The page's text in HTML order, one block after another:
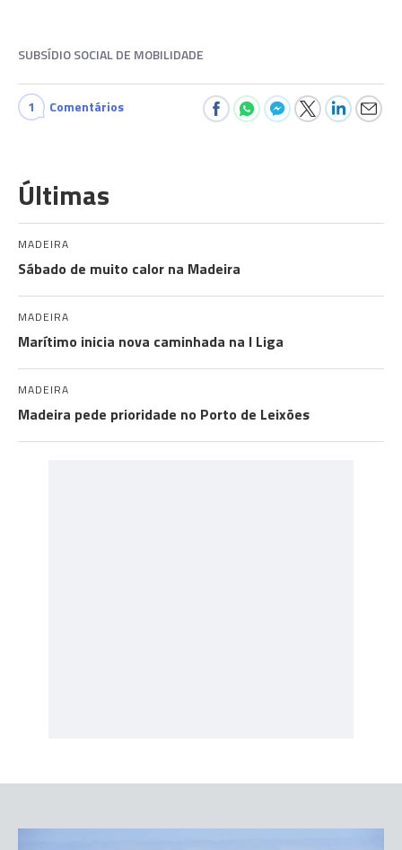
SUBSÍDIO SOCIAL DE MOBILIDADE
1 Comentários
Últimas
MADEIRA
Sábado de muito calor na Madeira
MADEIRA
Marítimo inicia nova caminhada na I Liga
MADEIRA
Madeira pede prioridade no Porto de Leixões